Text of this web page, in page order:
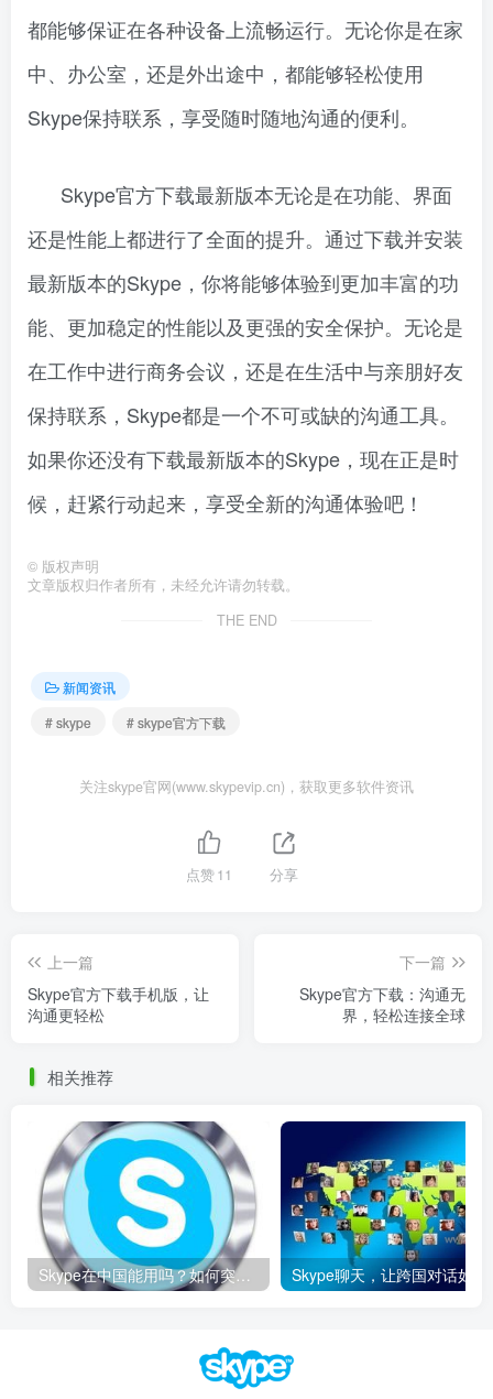
都能够保证在各种设备上流畅运行。无论你是在家
中、办公室，还是外出途中，都能够轻松使用
Skype保持联系，享受随时随地沟通的便利。
Skype官方下载最新版本无论是在功能、界面
还是性能上都进行了全面的提升。通过下载并安装
最新版本的Skype，你将能够体验到更加丰富的功
能、更加稳定的性能以及更强的安全保护。无论是
在工作中进行商务会议，还是在生活中与亲朋好友
保持联系，Skype都是一个不可或缺的沟通工具。
如果你还没有下载最新版本的Skype，现在正是时
候，赶紧行动起来，享受全新的沟通体验吧！
© 版权声明
文章版权归作者所有，未经允许请勿转载。
THE END
新闻资讯
# skype
# skype官方下载
关注skype官网(www.skypevip.cn)，获取更多软件资讯
点赞11 分享
上一篇
Skype官方下载手机版，让
沟通更轻松
下一篇
Skype官方下载：沟通无
界，轻松连接全球
相关推荐
Skype在中国能用吗？如何突破限制畅享全球通话